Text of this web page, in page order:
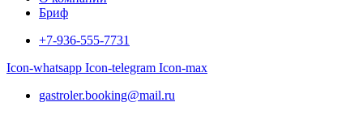
Бриф
+7-936-555-7731
Icon-whatsapp Icon-telegram Icon-max
gastroler.booking@mail.ru